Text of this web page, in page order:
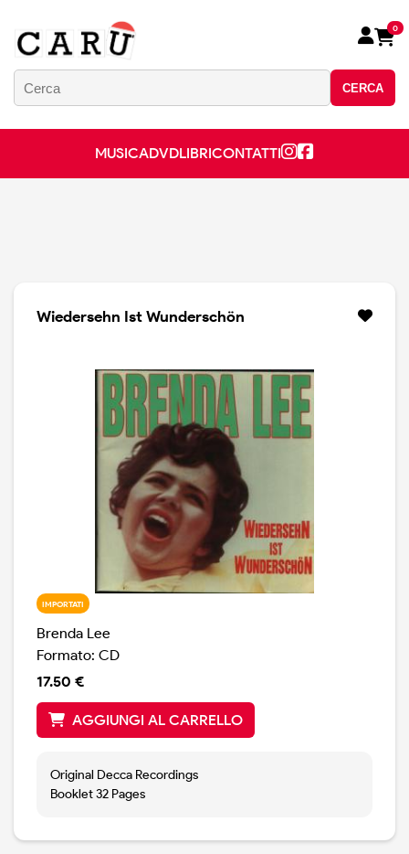
CERCA
0
MUSICADVDLIBRICONTATTI
Wiedersehn Ist Wunderschön
IMPORTATI
Brenda Lee
Formato: CD
17.50 €
AGGIUNGI AL CARRELLO
Original Decca Recordings
Booklet 32 Pages